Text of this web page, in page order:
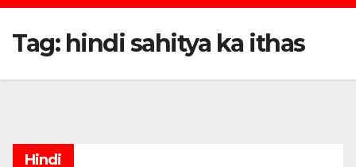
Tag: hindi sahitya ka ithas
Hindi